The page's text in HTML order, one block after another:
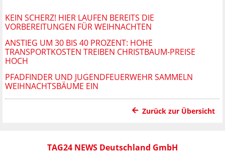
KEIN SCHERZ! HIER LAUFEN BEREITS DIE
VORBEREITUNGEN FÜR WEIHNACHTEN
ANSTIEG UM 30 BIS 40 PROZENT: HOHE
TRANSPORTKOSTEN TREIBEN CHRISTBAUM-PREISE
HOCH
PFADFINDER UND JUGENDFEUERWEHR SAMMELN
WEIHNACHTSBÄUME EIN
Zurück zur Übersicht
TAG24 NEWS Deutschland GmbH